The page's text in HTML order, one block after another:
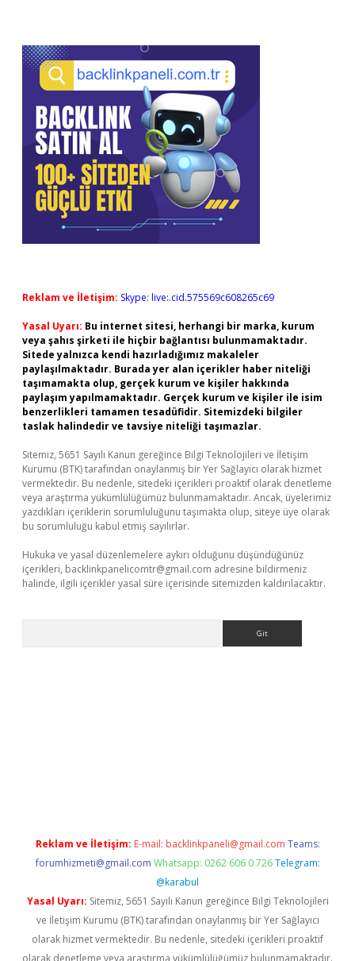
Reklam ve İletişim: Skype: live:.cid.575569c608265c69
Yasal Uyarı: Bu internet sitesi, herhangi bir marka, kurum
veya şahıs şirketi ile hiçbir bağlantısı bulunmamaktadır.
Sitede yalnızca kendi hazırladığımız makaleler
paylaşılmaktadır. Burada yer alan içerikler haber niteliği
taşımamakta olup, gerçek kurum ve kişiler hakkında
paylaşım yapılmamaktadır. Gerçek kurum ve kişiler ile isim
benzerlikleri tamamen tesadüfidir. Sitemizdeki bilgiler
taslak halindedir ve tavsiye niteliği taşımazlar.
Sitemiz, 5651 Sayılı Kanun gereğince Bilgi Teknolojileri ve İletişim
Kurumu (BTK) tarafından onaylanmış bir Yer Sağlayıcı olarak hizmet
vermektedir. Bu nedenle, sitedeki içerikleri proaktif olarak denetleme
veya araştırma yükümlülüğümüz bulunmamaktadır. Ancak, üyelerimiz
yazdıkları içeriklerin sorumluluğunu taşımakta olup, siteye üye olarak
bu sorumluluğu kabul etmiş sayılırlar.
Hukuka ve yasal düzenlemelere aykırı olduğunu düşündüğünüz
içerikleri, backlinkpanelicomtr@gmail.com adresine bildirmeniz
halinde, ilgili içerikler yasal süre içerisinde sitemizden kaldırılacaktır.
Reklam ve İletişim: E-mail: backlinkpaneli@gmail.com Teams:
forumhizmeti@gmail.com Whatsapp: 0262 606 0 726 Telegram:
@karabul
Yasal Uyarı: Sitemiz, 5651 Sayılı Kanun gereğince Bilgi Teknolojileri
ve İletişim Kurumu (BTK) tarafından onaylanmış bir Yer Sağlayıcı
olarak hizmet vermektedir. Bu nedenle, sitedeki içerikleri proaktif
olarak denetleme veya araştırma yükümlülüğümüz bulunmamaktadır.